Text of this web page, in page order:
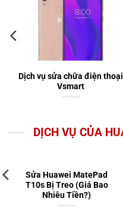
Dịch vụ sửa chữa điện thoại
Vsmart
DỊCH VỤ CỦA
Sửa Huawei MatePad
T10s Bị Treo (Giá Bao
Nhiêu Tiền?)